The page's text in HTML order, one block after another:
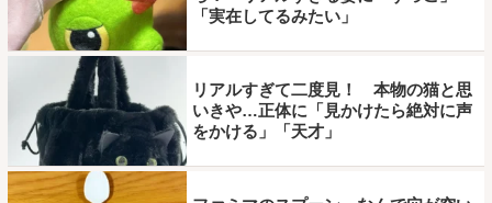
「実在してるみたい」
リアルすぎて二度見！ 本物の猫と思
いきや…正体に「見かけたら絶対に声
をかける」「天才」